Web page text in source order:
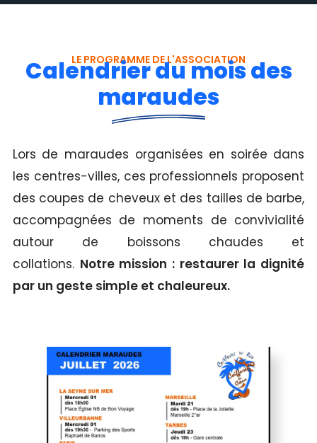
LE PROGRAMME DE L'ASSOCIATION
Calendrier du mois des
maraudes
Lors de maraudes organisées en soirée dans
les centres-villes, ces professionnels proposent
des coupes de cheveux et des tailles de barbe,
accompagnées de moments de convivialité
autour de boissons chaudes et
collations. Notre mission : restaurer la dignité
par un geste simple et chaleureux.